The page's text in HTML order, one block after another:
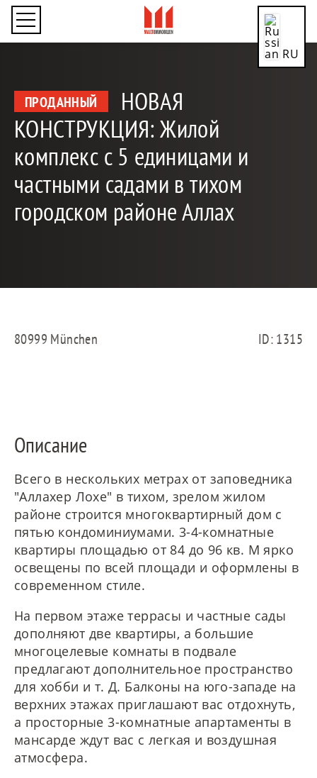
RU
EN
IT
ПРОДАННЫЙ
НОВАЯ
КОНСТРУКЦИЯ: Жилой
комплекс с 5 единицами и
частными садами в тихом
городском районе Аллах
80999 München ID: 1315
Описание
Всего в нескольких метрах от заповедника
"Аллахер Лохе" в тихом, зрелом жилом
районе строится многоквартирный дом с
пятью кондоминиумами. 3-4-комнатные
квартиры площадью от 84 до 96 кв. М ярко
освещены по всей площади и оформлены в
современном стиле.
На первом этаже террасы и частные сады
дополняют две квартиры, а большие
многоцелевые комнаты в подвале
предлагают дополнительное пространство
для хобби и т. Д. Балконы на юго-западе на
верхних этажах приглашают вас отдохнуть,
а просторные 3-комнатные апартаменты в
мансарде ждут вас с легкая и воздушная
атмосфера.